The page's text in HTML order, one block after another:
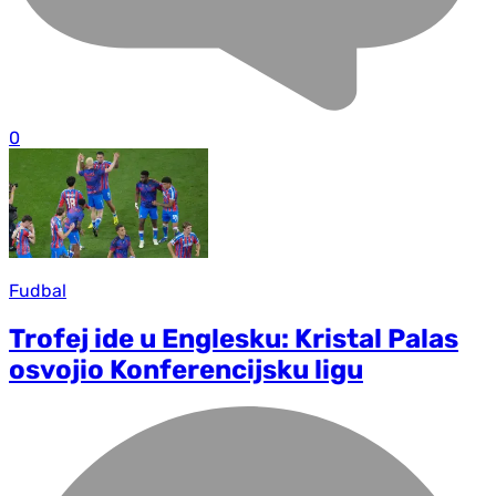
0
Fudbal
Trofej ide u Englesku: Kristal Palas
osvojio Konferencijsku ligu